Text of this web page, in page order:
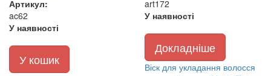
Артикул:
ac62
У наявності
У кошик
art172
У наявності
Докладніше
Віск для укладання волосся